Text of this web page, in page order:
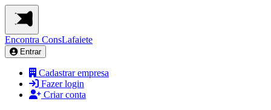
Encontra ConsLafaiete
Entrar
Cadastrar empresa
Fazer login
Criar conta